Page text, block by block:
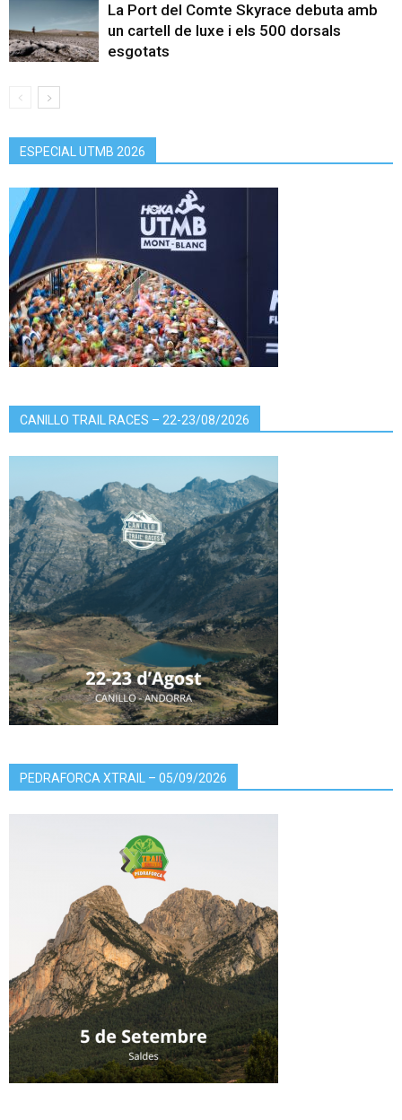
La Port del Comte Skyrace debuta amb
un cartell de luxe i els 500 dorsals
esgotats
ESPECIAL UTMB 2026
CANILLO TRAIL RACES – 22-23/08/2026
PEDRAFORCA XTRAIL – 05/09/2026